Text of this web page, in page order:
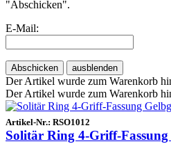
"Abschicken".
E-Mail:
Abschicken ausblenden
Der Artikel wurde zum Warenkorb
Der Artikel wurde zum Warenkorb
Artikel-Nr.: RSO1012
Solitär Ring 4-Griff-Fassung